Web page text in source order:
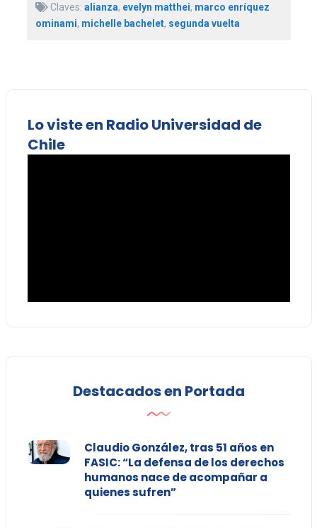
Claves: alianza, evelyn matthei, marco enríquez
ominami, michelle bachelet, segunda vuelta
Lo viste en Radio Universidad de
Chile
Destacados en Portada
Claudio González, tras 51 años en
FASIC: “La defensa de los derechos
humanos nace de acompañar a
quienes sufren”